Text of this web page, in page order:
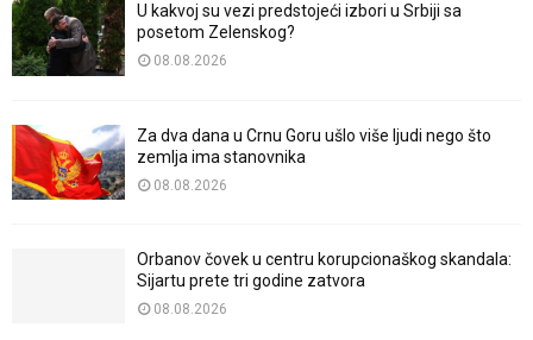
U kakvoj su vezi predstojeći izbori u Srbiji sa
posetom Zelenskog?
08.08.2026
Za dva dana u Crnu Goru ušlo više ljudi nego što
zemlja ima stanovnika
08.08.2026
Orbanov čovek u centru korupcionaškog skandala:
Sijartu prete tri godine zatvora
08.08.2026